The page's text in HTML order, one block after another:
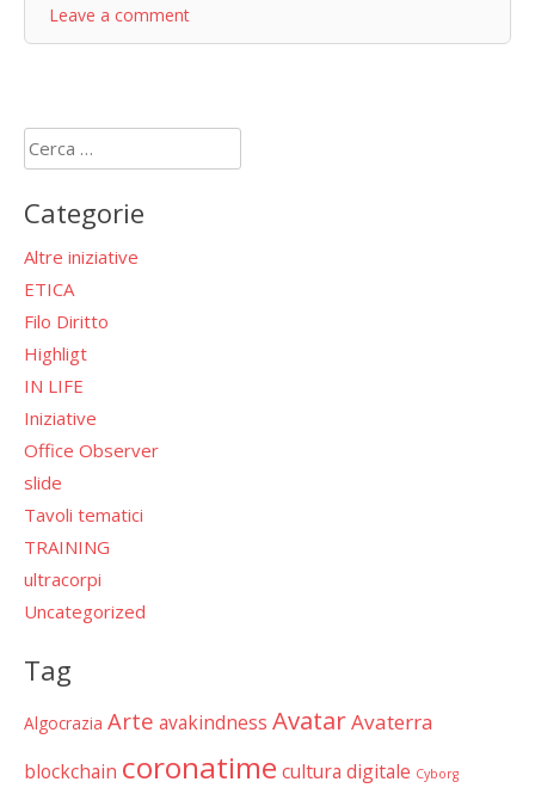
Leave a comment
Ricerca
per:
Categorie
Altre iniziative
ETICA
Filo Diritto
Highligt
IN LIFE
Iniziative
Office Observer
slide
Tavoli tematici
TRAINING
ultracorpi
Uncategorized
Tag
Algocrazia Arte avakindness AvatarAvaterra
blockchain coronatime cultura digitale Cyborg